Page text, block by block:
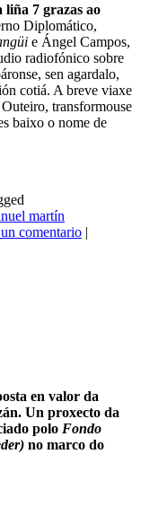
liña 7 grazas ao
Diplomático,
e Ángel Campos,
radiofónico sobre
sen agardalo,
cotiá. A breve viaxe
transformouse
baixo o nome de
martín
comentario |
en valor da
Un proxecto da
polo Fondo
no marco do